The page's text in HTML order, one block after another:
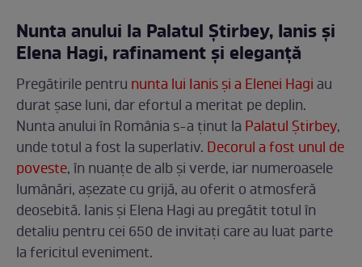
Nunta anului la Palatul Știrbey, Ianis și
Elena Hagi, rafinament și eleganță
Pregătirile pentru nunta lui Ianis și a Elenei Hagiau
durat șase luni, dar efortul a meritat pe deplin.
Nunta anului în România s-a ținut la Palatul Știrbey,
unde totul a fost la superlativ. Decorul a fost unul de
poveste, în nuanțe de alb și verde, iar numeroasele
lumânări, așezate cu grijă, au oferit o atmosferă
deosebită. Ianis și Elena Hagi au pregătit totul în
detaliu pentru cei 650 de invitați care au luat parte
la fericitul eveniment.